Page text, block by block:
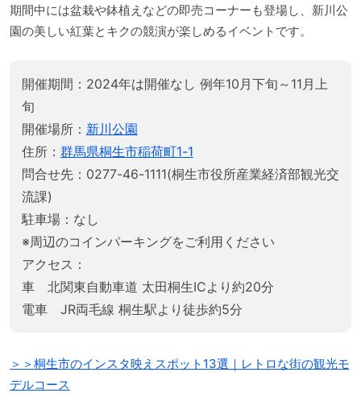
期間中には盆栽や鉢植えなどの即売コーナーも登場し、新川公
園の美しい紅葉とキクの競演が楽しめるイベントです。
開催期間：2024年は開催なし 例年10月下旬～11月上
旬
開催場所： 新川公園
住所： 群馬県桐生市稲荷町1-1
問合せ先：0277-46-1111(桐生市役所産業経済部観光交
流課)
駐車場：なし
※周辺のコインパーキングをご利用ください
アクセス：
車 北関東自動車道 太田桐生ICより約20分
電車 JR両毛線 桐生駅より徒歩約5分
＞＞桐生市のインスタ映えスポット13選｜レトロな街の観光モ
デルコース